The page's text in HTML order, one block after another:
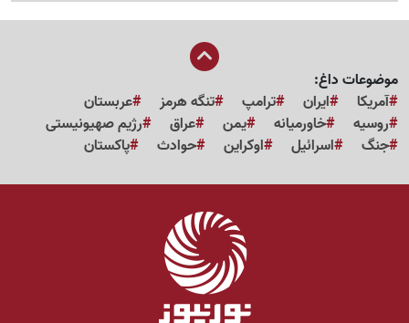
موضوعات داغ:
آمریکا
ایران ترامپ تنگه هرمز
عربستان
روسیه
خاورمیانه یمن عراق
رژیم صهیونیستی
جنگ
اسرائیل اوکراین حوادث پاکستان